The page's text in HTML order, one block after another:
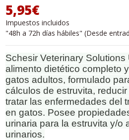
5,95€
Impuestos incluidos
"48h a 72h días hábiles" (Desde
Schesir Veterinary Solutions
alimento dietético completo
gatos adultos, formulado
cálculos de estruvita,
tratar las enfermedades del
en gatos. Posee
urinaria para la estruvita y/o
urinarios.